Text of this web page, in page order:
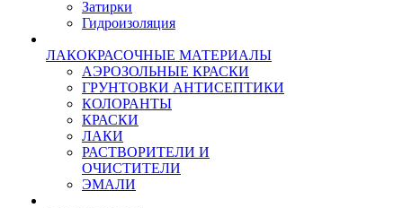
Затирки
Гидроизоляция
ЛАКОКРАСОЧНЫЕ МАТЕРИАЛЫ
АЭРОЗОЛЬНЫЕ КРАСКИ
ГРУНТОВКИ АНТИСЕПТИКИ
КОЛОРАНТЫ
КРАСКИ
ЛАКИ
РАСТВОРИТЕЛИ И
ОЧИСТИТЕЛИ
ЭМАЛИ